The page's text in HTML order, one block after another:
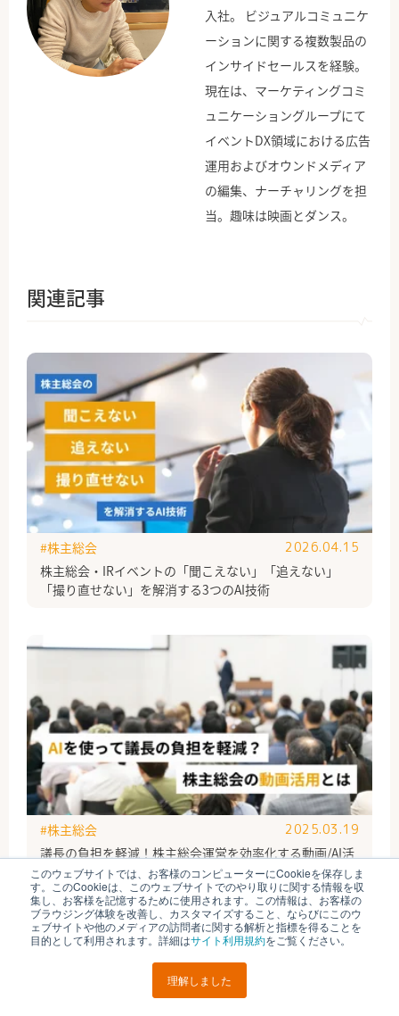
このウェブサイトでは、お客様のコンピューターにCookieを保存しま
す。このCookieは、このウェブサイトでのやり取りに関する情報を収
集し、お客様を記憶するために使用されます。この情報は、お客様の
ブラウジング体験を改善し、カスタマイズすること、ならびにこのウ
ェブサイトや他のメディアの訪問者に関する解析と指標を得ることを
目的として利用されます。詳細はサイト利用規約をご覧ください。
理解しました
入社。 ビジュアルコミュニケ
ーションに関する複数製品の
インサイドセールスを経験。
現在は、マーケティングコミ
ュニケーショングループにて
イベントDX領域における広告
運用およびオウンドメディア
の編集、ナーチャリングを担
当。趣味は映画とダンス。
関連記事
株主総会・IRイベントの「聞こえない」「追えない」
「撮り直せない」を解消する3つのAI技術
#株主総会 2026.04.15
議長の負担を軽減！株主総会運営を効率化する動画/AI活
用とは
#株主総会 2025.03.19